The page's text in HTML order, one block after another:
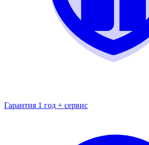
Гарантия 1 год + сервис